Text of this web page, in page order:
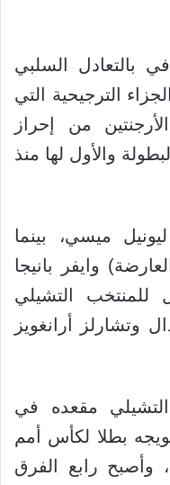
بالتعادل السلبي
الترجيحية التي
من إحراز
والأول لها منذ
ميسي، بينما
وايفر بانيجا
التشيلي
وتشارلز أرانغويز
مقعده في
كأس القارات 2017 بتتويجه بطلا لكأس أمم
وأصبح رابع الفرق